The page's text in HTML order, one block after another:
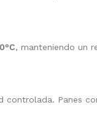
, manteniendo un
controlada. Panes